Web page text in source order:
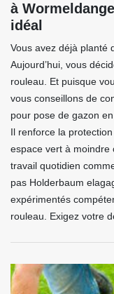
à
idéal
Vous avez déjà planté
Aujourd’hui, vous
rouleau. Et puisque
vous conseillons de
pour pose de gazon
Il renforce la
espace vert à moindre
travail quotidien
pas Holderbaum
expérimentés
rouleau. Exigez votre